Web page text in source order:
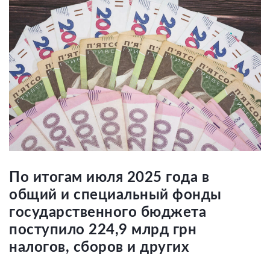
По итогам июля 2025 года в
общий и специальный фонды
государственного бюджета
поступило 224,9 млрд грн
налогов, сборов и других